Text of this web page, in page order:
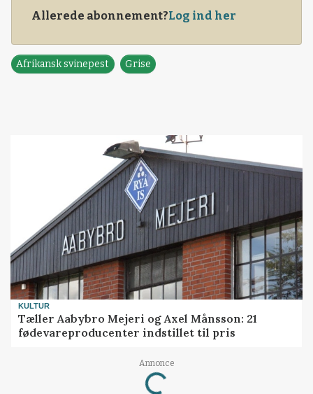
Allerede abonnement?Log ind her
Afrikansk svinepest Grise
KULTUR
Tæller Aabybro Mejeri og Axel Månsson: 21
fødevareproducenter indstillet til pris
Annonce
Loading...